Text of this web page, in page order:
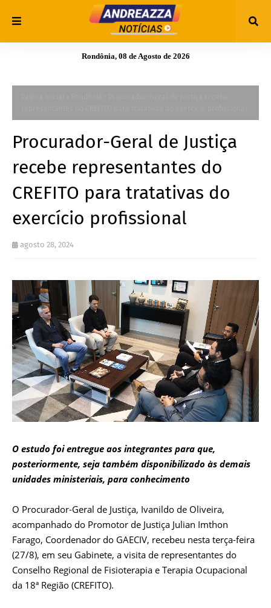
Rondônia, 08 de Agosto de 2026
Procurador-Geral de Justiça
recebe representantes do
CREFITO para tratativas do
exercício profissional
agosto 28, 2024
O estudo foi entregue aos integrantes para que,
posteriormente, seja também disponibilizado às demais
unidades ministeriais, para conhecimento
O Procurador-Geral de Justiça, Ivanildo de Oliveira,
acompanhado do Promotor de Justiça Julian Imthon
Farago, Coordenador do GAECIV, recebeu nesta terça-feira
(27/8), em seu Gabinete, a visita de representantes do
Conselho Regional de Fisioterapia e Terapia Ocupacional
da 18ª Região (CREFITO).